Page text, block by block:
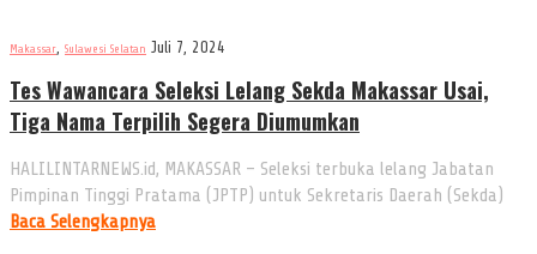
Makassar, Sulawesi Selatan Juli 7, 2024
Tes Wawancara Seleksi Lelang Sekda Makassar Usai,
Tiga Nama Terpilih Segera Diumumkan
HALILINTARNEWS.id, MAKASSAR – Seleksi terbuka lelang Jabatan
Pimpinan Tinggi Pratama (JPTP) untuk Sekretaris Daerah (Sekda)
Baca Selengkapnya